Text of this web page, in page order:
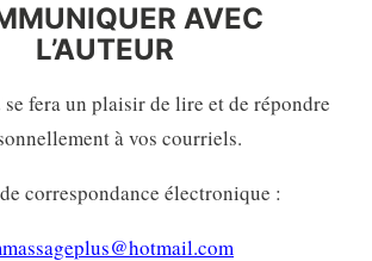
AVEC
L’AUTEUR
fera un plaisir de lire et de répondre
à vos courriels.
correspondance électronique :